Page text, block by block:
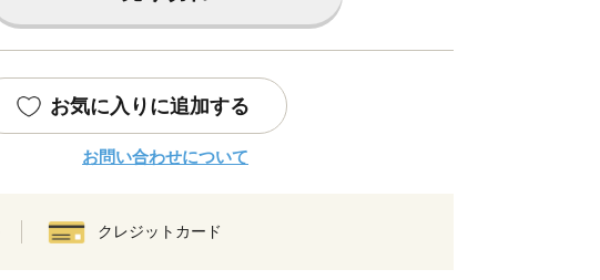
お気に入りに追加する
お問い合わせについて
クレジットカード